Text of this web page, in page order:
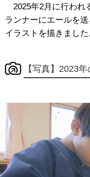
2025年2月に行われ
ランナーにエールを
イラストを描きました
【写真】2023